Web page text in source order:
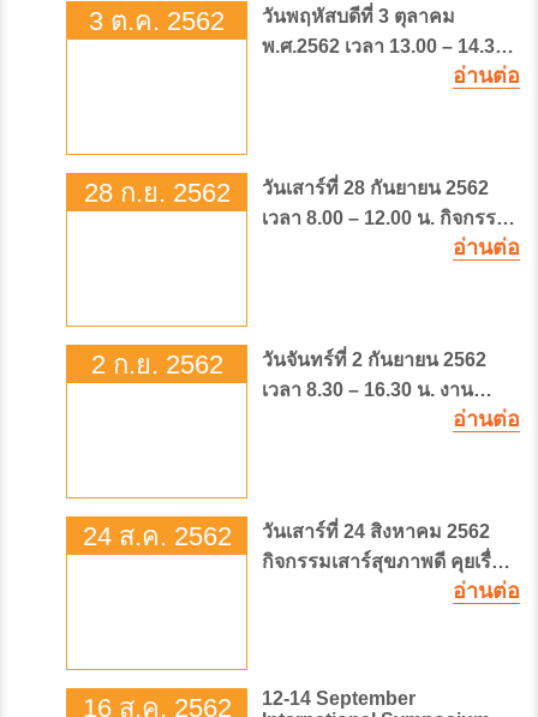
3 ต.ค. 2562
วันพฤหัสบดีที่ 3 ตุลาคม
พ.ศ.2562 เวลา 13.00 – 14.30
โรงพยาบาลจุฬาภรณ์ ฉลอง
ครบรอบ 10 ปี เปิดตัว LINE
Official Account พร้อมแจก
ดาวน์โหลดฟรี
อ่านต่อ
28 ก.ย. 2562
วันเสาร์ที่ 28 กันยายน 2562
เวลา 8.00 – 12.00 น. กิจกรรม
เสาร์สุขภาพดี ในโอกาสครบ
เลือด โรงพยาบาลจุฬาภรณ์ ใน
หัวข้อ “ฮีโร่หัวใจ เป็นได้ทุก
อ่านต่อ
2 ก.ย. 2562
วันจันทร์ที่ 2 กันยายน 2562
เวลา 8.30 – 16.30 น. งาน
สัมมนาเผยแพร่ผลงานวิจัย
และสาธิตอุปกรณ์ที่ใช้ในงาน
วิจัย ณ ห้องคอนเวนชั่นฮอลล์
ศูนย์ประชุมสถาบันวิจัยจุฬาภ
อ่านต่อ
24 ส.ค. 2562
วันเสาร์ที่ 24 สิงหาคม 2562
กิจกรรมเสาร์สุขภาพดี คุยเรื่อง
น. ณ ชั้น 1 อาคารศูนย์การ
อ่านต่อ
16 ส.ค. 2562
12-14 September